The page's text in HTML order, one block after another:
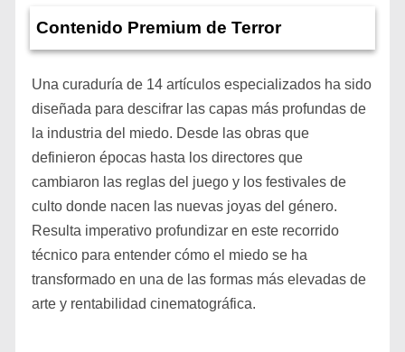
Contenido Premium de Terror
Una curaduría de 14 artículos especializados ha sido
diseñada para descifrar las capas más profundas de
la industria del miedo. Desde las obras que
definieron épocas hasta los directores que
cambiaron las reglas del juego y los festivales de
culto donde nacen las nuevas joyas del género.
Resulta imperativo profundizar en este recorrido
técnico para entender cómo el miedo se ha
transformado en una de las formas más elevadas de
arte y rentabilidad cinematográfica.